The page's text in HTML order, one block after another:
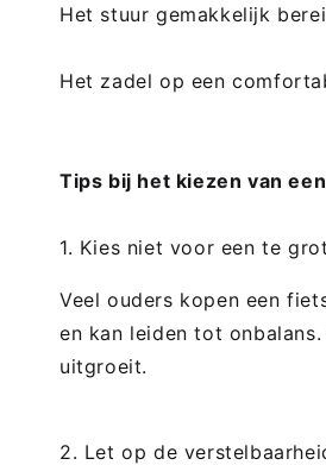
Het stuur gemakkelijk
Het zadel op een
Tips bij het kiezen van
1. Kies niet voor een te
Veel ouders kopen een
en kan leiden tot
uitgroeit.
2. Let op de